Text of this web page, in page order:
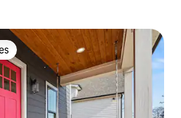
dos hóspedes